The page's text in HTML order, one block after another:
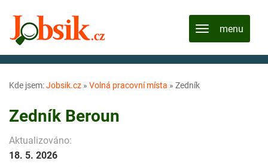
Kde jsem:Jobsik.cz » Volná pracovní místa » Zedník
Zedník Beroun
Aktualizováno:
18. 5. 2026